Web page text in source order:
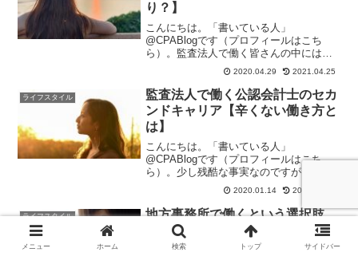
り？】
こんにちは。「書いている人」
@CPABlogです（プロフィールはこち
ら）。監査法人で働く皆さんの中には、
法人内のバックオフィスの仕事に興味を
持たれている人もいるのではないでしょ
うか。私はシニア時代にバックオフィス
系部署で二年間働いた経験があ...
2020.04.29 2021.04.25
ライフスタイル
監査法人で働く公認会計士のセカ
ンドキャリア【辛くない働き方と
は】
こんにちは。「書いている人」
@CPABlogです（プロフィールはこち
ら）。少し残酷な事実なのですが、普通
の公認会計士は監査法人でパートナーに
なることができず、早晩居場所がなくな
ってしまいます。私はこの事実に気づく
のが遅すぎたため、監査法人で...
2020.01.14 2021.04.25
ライフスタイル
地方事務所で働くという選択肢
【キャリアに与える影響】
こんにちは。「書いている人」
メニュー ホーム 検索 トップ サイドバー